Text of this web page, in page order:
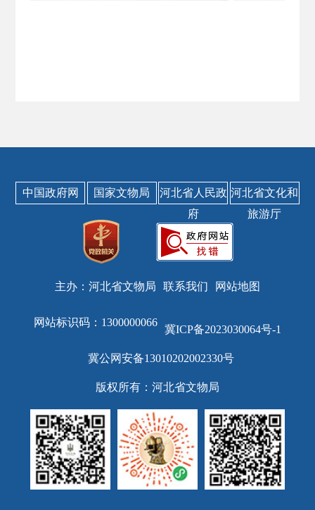
中国政府网 国家文物局
河北省人民政
府
河北省文化和
旅游厅
主办：河北省文物局 联系我们 网站地图
网站标识码：1300000066
冀ICP备2023030064号-1
冀公网安备13010202002330号
版权所有：河北省文物局